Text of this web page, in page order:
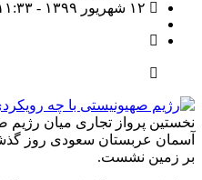
نخستین پرواز تجاری میان رژیم
آسمان عربستان سعودی روز
بر زمین نشست.